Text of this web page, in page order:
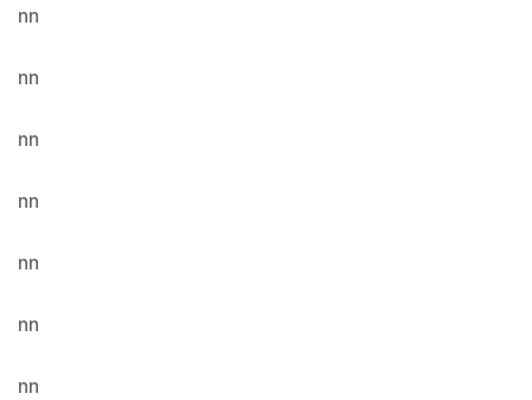
nn
nn
nn
nn
nn
nn
nn